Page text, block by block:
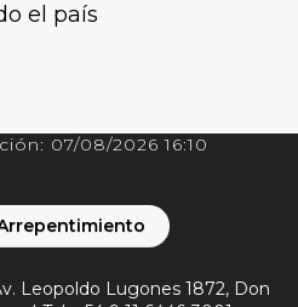
el país
07/08/2026 16:10
Leopoldo Lugones 1872, Don